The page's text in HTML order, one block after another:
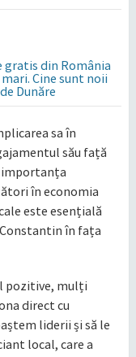
gratis din România
Cine sunt noii
Dunăre
sa în
său față
importanța
în economia
este esențială
în fața
pozitive, mulți
direct cu
liderii și să le
local, care a